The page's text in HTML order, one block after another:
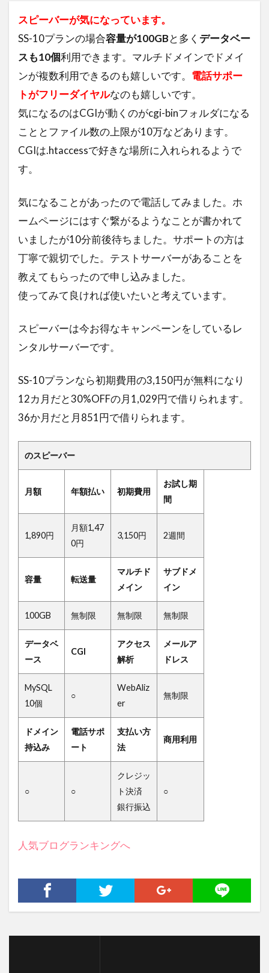
ColorOS 15
検索
スピーバーが気になっています。
SS-10プランの場合容量が100GBと多く データベー
スも10個利用できます。マルチドメインでドメイ
ンが複数利用できるのも嬉しいです。 電話サポー
トがフリーダイヤルなのも嬉しいです。
気になるのはCGIが動くのがcgi-binフォルダになる
こととファイル数の上限が10万などあります。
CGIは.htaccessで好きな場所に入れられるようで
す。
気になることがあったので電話してみました。ホ
ームページにはすぐ繋がるようなことが書かれて
いましたが10分前後待ちました。サポートの方は
丁寧で親切でした。テストサーバーがあることを
教えてもらったので申し込みました。
使ってみて良ければ使いたいと考えています。
スピーバーは今お得なキャンペーンをしているレ
ンタルサーバーです。
SS-10プランなら初期費用の3,150円が無料になり
12カ月だと30%OFFの月1,029円で借りられます。
36か月だと月851円で借りられます。
のスピーバー
月額 年額払い 初期費用
お試し期
間
1,890円
月額1,47
0円
3,150円 2週間
容量 転送量
マルチド
メイン
サブドメ
イン
100GB 無制限 無制限 無制限
データベ
ース
CGI
アクセス
解析
メールア
ドレス
MySQL
10個
○
WebAliz
er
無制限
ドメイン
持込み
電話サポ
ート
支払い方
法
商用利用
○ ○
クレジッ
ト決済
銀行振込
○
人気ブログランキングへ